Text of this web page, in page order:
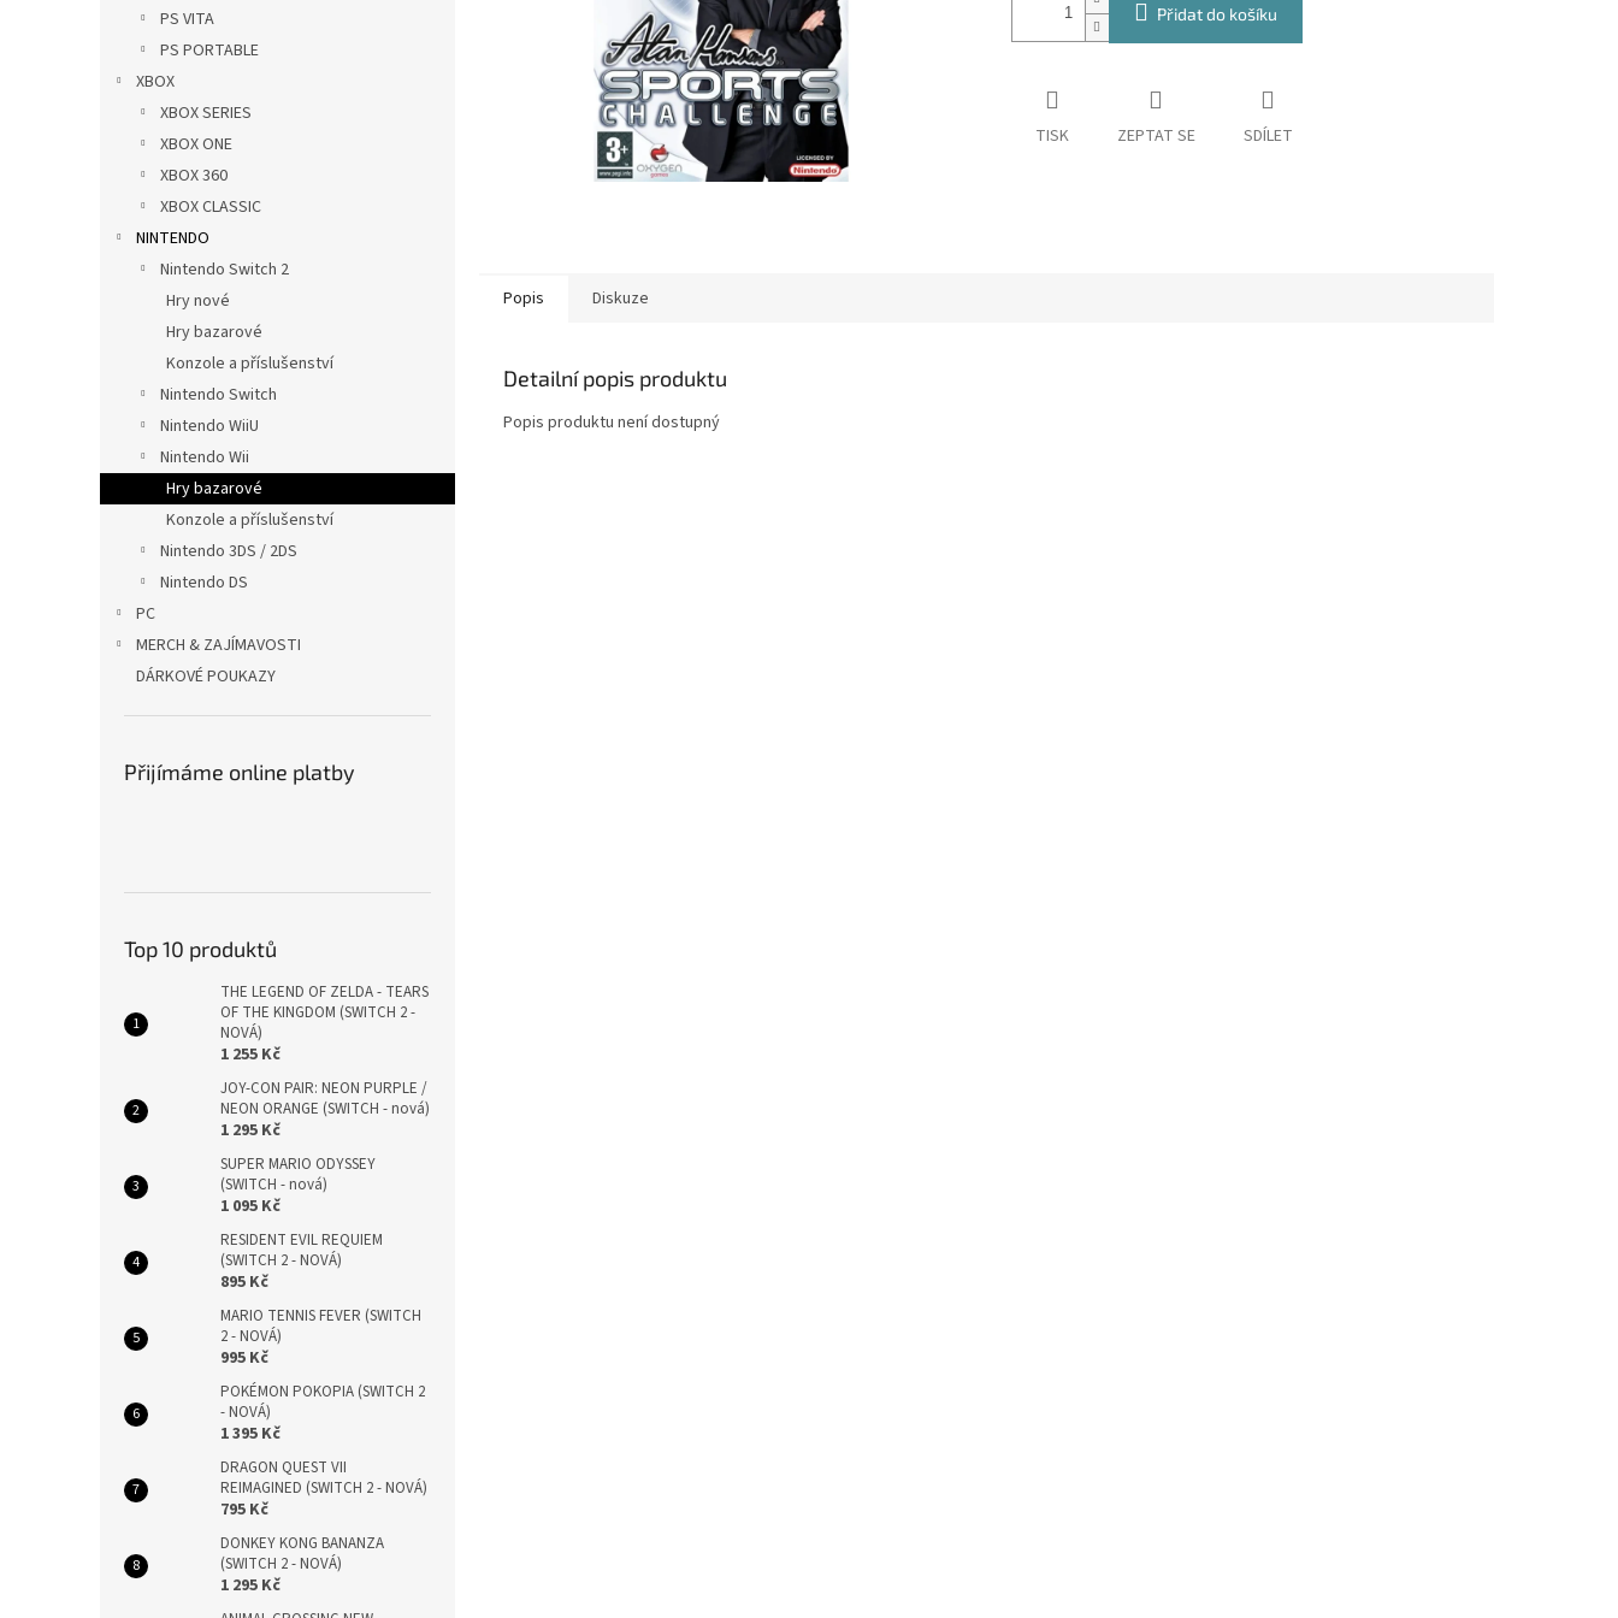
PS VITA
PS PORTABLE
XBOX
XBOX SERIES
XBOX ONE
XBOX 360
XBOX CLASSIC
NINTENDO
Nintendo Switch 2
Hry nové
Hry bazarové
Konzole a příslušenství
Nintendo Switch
Nintendo WiiU
Nintendo Wii
Hry bazarové
Konzole a příslušenství
Nintendo 3DS / 2DS
Nintendo DS
PC
MERCH & ZAJÍMAVOSTI
DÁRKOVÉ POUKAZY
Přijímáme online platby
Top 10 produktů
THE LEGEND OF ZELDA - TEARS
OF THE KINGDOM (SWITCH 2 -
NOVÁ)
1 255 Kč
JOY-CON PAIR: NEON PURPLE /
NEON ORANGE (SWITCH - nová)
1 295 Kč
SUPER MARIO ODYSSEY
(SWITCH - nová)
1 095 Kč
RESIDENT EVIL REQUIEM
(SWITCH 2 - NOVÁ)
895 Kč
MARIO TENNIS FEVER (SWITCH
2 - NOVÁ)
995 Kč
POKÉMON POKOPIA (SWITCH 2
- NOVÁ)
1 395 Kč
DRAGON QUEST VII
REIMAGINED (SWITCH 2 - NOVÁ)
795 Kč
DONKEY KONG BANANZA
(SWITCH 2 - NOVÁ)
1 295 Kč
Přidat do košíku
TISK ZEPTAT SE SDÍLET
Popis Diskuze
Detailní popis produktu
Popis produktu není dostupný